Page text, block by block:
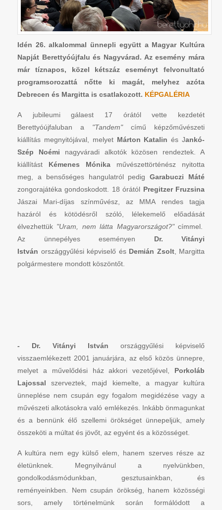
Idén 26. alkalommal ünnepli együtt a Magyar Kultúra
Napját Berettyóújfalu és Nagyvárad. Az esemény mára
már tíznapos, közel kétszáz eseményt felvonultató
programsorozattá nőtte ki magát, melyhez azóta
Debrecen és Margitta is csatlakozott. KÉPGALÉRIA
A jubileumi gálaest 17 órától vette kezdetét
Berettyóújfaluban a "Tandem"című képzőművészeti
kiállítás megnyitójával, melyet Márton Katalin és Jankó-
Szép Noémi nagyváradi alkotók közösen rendeztek. A
kiállítást Kémenes Mónika művészettörténész nyitotta
meg, a bensőséges hangulatról pedigGarabuczi Máté
zongorajátéka gondoskodott. 18 órától Pregitzer Fruzsina
Jászai Mari-díjas színművész, az MMA rendes tagja
hazáról és kötödésről szóló, lélekemelő előadását
élvezhettük "Uram, nem látta Magyarországot?"címmel.
Az ünnepélyes eseményen Dr. Vitányi
István országgyűlési képviselő és Demián Zsolt,
Margitta
polgármestere mondott köszöntőt.
- Dr. Vitányi István országgyűlési képviselő
visszaemlékezett 2001 januárjára, az első közös ünnepre,
melyet a művelődési ház akkori vezetőjével, Porkoláb
Lajossal szerveztek, majd kiemelte, a magyar kultúra
ünneplése nem csupán egy fogalom megidézése vagy a
művészeti alkotásokra való emlékezés. Inkább önmagunkat
és a bennünk élő szellemi örökséget ünnepeljük, amely
összeköti a múltat és jövőt, az egyént és a közösséget.
A kultúra nem egy külső elem, hanem szerves része az
életünknek. Megnyilvánul a nyelvünkben,
gondolkodásmódunkban, gesztusainkban, és
reményeinkben. Nem csupán örökség, hanem közösségi
sors, amely történelmünk során formálódott a